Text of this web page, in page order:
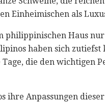
Einheimischen als
philippinischen Haus
haben sich
die den wichtigen
ihre Anpassungen